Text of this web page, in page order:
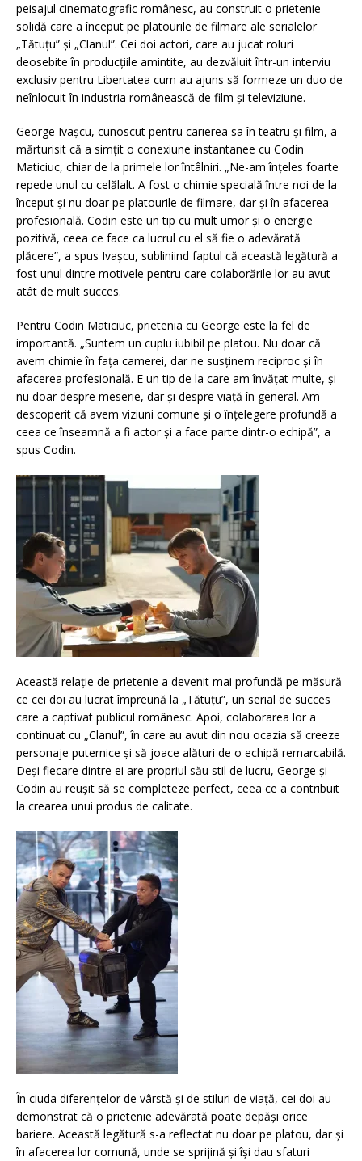
peisajul cinematografic românesc, au construit o prietenie
solidă care a început pe platourile de filmare ale serialelor
„Tătuțu” și „Clanul”. Cei doi actori, care au jucat roluri
deosebite în producțiile amintite, au dezvăluit într-un interviu
exclusiv pentru Libertatea cum au ajuns să formeze un duo de
neînlocuit în industria românească de film și televiziune.
George Ivașcu, cunoscut pentru carierea sa în teatru și film, a
mărturisit că a simțit o conexiune instantanee cu Codin
Maticiuc, chiar de la primele lor întâlniri. „Ne-am înțeles foarte
repede unul cu celălalt. A fost o chimie specială între noi de la
început și nu doar pe platourile de filmare, dar și în afacerea
profesională. Codin este un tip cu mult umor și o energie
pozitivă, ceea ce face ca lucrul cu el să fie o adevărată
plăcere”, a spus Ivașcu, subliniind faptul că această legătură a
fost unul dintre motivele pentru care colaborările lor au avut
atât de mult succes.
Pentru Codin Maticiuc, prietenia cu George este la fel de
importantă. „Suntem un cuplu iubibil pe platou. Nu doar că
avem chimie în fața camerei, dar ne susținem reciproc și în
afacerea profesională. E un tip de la care am învățat multe, și
nu doar despre meserie, dar și despre viață în general. Am
descoperit că avem viziuni comune și o înțelegere profundă a
ceea ce înseamnă a fi actor și a face parte dintr-o echipă”, a
spus Codin.
Această relație de prietenie a devenit mai profundă pe măsură
ce cei doi au lucrat împreună la „Tătuțu”, un serial de succes
care a captivat publicul românesc. Apoi, colaborarea lor a
continuat cu „Clanul”, în care au avut din nou ocazia să creeze
personaje puternice și să joace alături de o echipă remarcabilă.
Deși fiecare dintre ei are propriul său stil de lucru, George și
Codin au reușit să se completeze perfect, ceea ce a contribuit
la crearea unui produs de calitate.
În ciuda diferențelor de vârstă și de stiluri de viață, cei doi au
demonstrat că o prietenie adevărată poate depăși orice
bariere. Această legătură s-a reflectat nu doar pe platou, dar și
în afacerea lor comună, unde se sprijină și își dau sfaturi